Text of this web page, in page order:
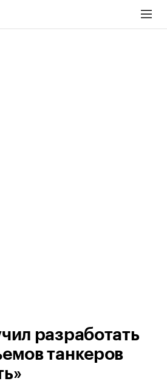
разработать
танкеров